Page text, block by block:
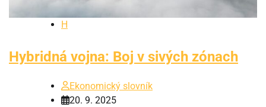
H
Hybridná vojna: Boj v sivých zónach
Ekonomický slovník
20. 9. 2025